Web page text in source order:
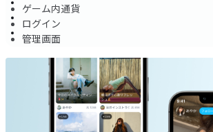
ゲーム内通貨
ログイン
管理画面